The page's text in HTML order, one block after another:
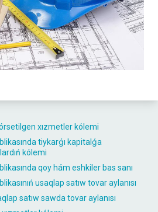
xızmetler kólemi
tiykarǵı kapitalǵa
kólemi
qoy hám eshkiler bas sanı
usaqlap satıw tovar aylanısı
satıw sawda tovar aylanısı